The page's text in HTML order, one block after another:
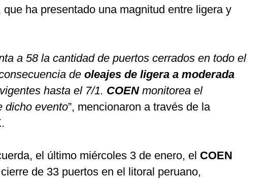
que ha presentado una magnitud entre ligera y
a 58 la cantidad de puertos cerrados en todo el
de oleajes de ligera a moderada
hasta el 7/1. COEN monitorea el
dicho evento”, mencionaron a través de la
el último miércoles 3 de enero, el COEN
de 33 puertos en el litoral peruano,